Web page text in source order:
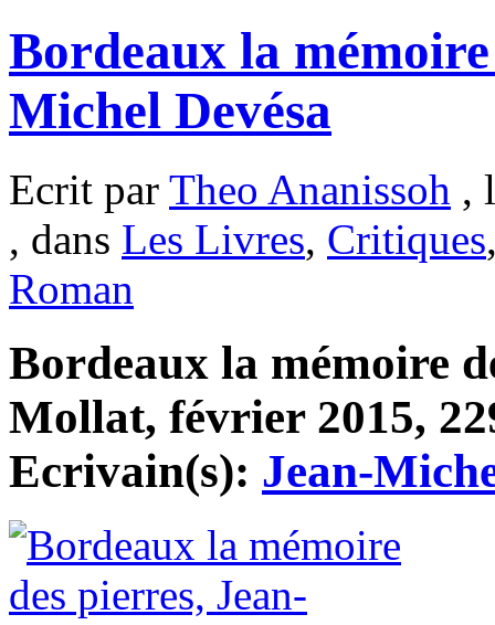
Bordeaux la
Michel Devésa
Ecrit par Theo Ananissoh ,
, dans Les Livres, Critiques
Roman
Bordeaux la mémoire
Mollat, février 2015,
Ecrivain(s): Jean-